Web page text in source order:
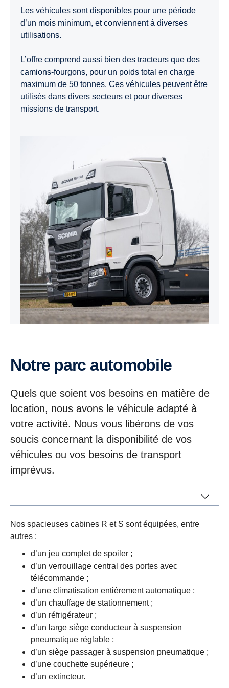
Les véhicules sont disponibles pour une période
d’un mois minimum, et conviennent à diverses
utilisations.
L’offre comprend aussi bien des tracteurs que des
camions-fourgons, pour un poids total en charge
maximum de 50 tonnes. Ces véhicules peuvent être
utilisés dans divers secteurs et pour diverses
missions de transport.
Notre parc automobile
Quels que soient vos besoins en matière de
location, nous avons le véhicule adapté à
votre activité. Nous vous libérons de vos
soucis concernant la disponibilité de vos
véhicules ou vos besoins de transport
imprévus.
Nos spacieuses cabines R et S sont équipées, entre
autres :
d’un jeu complet de spoiler ;
d’un verrouillage central des portes avec
télécommande ;
d’une climatisation entièrement automatique ;
d’un chauffage de stationnement ;
d’un réfrigérateur ;
d’un large siège conducteur à suspension
pneumatique réglable ;
d’un siège passager à suspension pneumatique ;
d’une couchette supérieure ;
d’un extincteur.